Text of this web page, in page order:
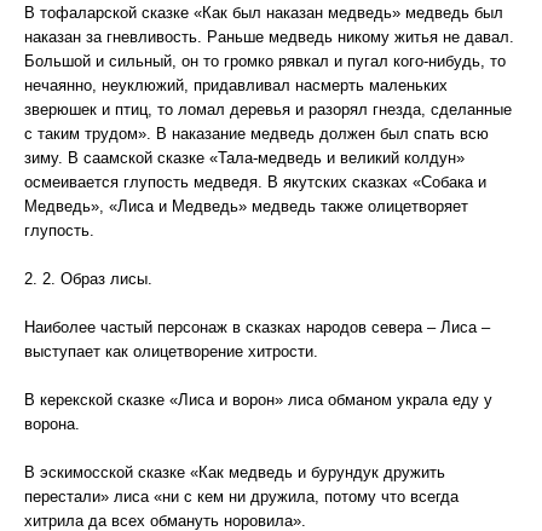
В тофаларской сказке «Как был наказан медведь» медведь был
наказан за гневливость. Раньше медведь никому житья не давал.
Большой и сильный, он то громко рявкал и пугал кого-нибудь, то
нечаянно, неуклюжий, придавливал насмерть маленьких
зверюшек и птиц, то ломал деревья и разорял гнезда, сделанные
с таким трудом». В наказание медведь должен был спать всю
зиму. В саамской сказке «Тала-медведь и великий колдун»
осмеивается глупость медведя. В якутских сказках «Собака и
Медведь», «Лиса и Медведь» медведь также олицетворяет
глупость.
2. 2. Образ лисы.
Наиболее частый персонаж в сказках народов севера – Лиса –
выступает как олицетворение хитрости.
В керекской сказке «Лиса и ворон» лиса обманом украла еду у
ворона.
В эскимосской сказке «Как медведь и бурундук дружить
перестали» лиса «ни с кем ни дружила, потому что всегда
хитрила да всех обмануть норовила».